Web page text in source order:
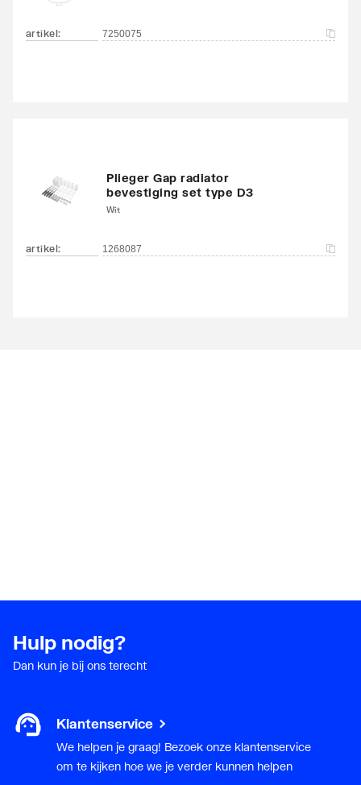
artikel: 7250075
Plieger Gap radiator
bevestiging set type D3
Wit
artikel: 1268087
Hulp nodig?
Dan kun je bij ons terecht
Klantenservice
We helpen je graag! Bezoek onze klantenservice
om te kijken hoe we je verder kunnen helpen